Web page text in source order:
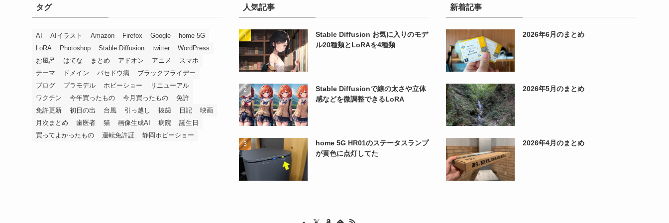
タグ
AI AIイラスト Amazon Firefox Google
home 5G
LoRA
Photoshop Stable Diffusion twitter
WordPress
お風呂
はてな まとめ アドオン アニメ
スマホ
テーマ
ドメイン バセドウ病
ブラックフライデー
ブログ
プラモデル ホビーショー
リニューアル
ワクチン
今年買ったもの 今月買ったもの
免許
免許更新
初日の出 台風 引っ越し 抜歯 日記
映画
月次まとめ
歯医者 猫 画像生成AI 病院
誕生日
買ってよかったもの
運転免許証 静岡ホビーショー
人気記事
Stable Diffusion お気に入りのモデ
ル20種類とLoRAを4種類
Stable Diffusionで線の太さや立体
感などを微調整できるLoRA
home 5G HR01のステータスランプ
が黄色に点灯してた
新着記事
2026年6月のまとめ
2026年5月のまとめ
2026年4月のまとめ